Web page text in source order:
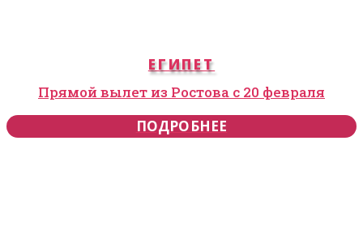
ЕГИПЕТ
Прямой вылет из Ростова с 20 февраля
ПОДРОБНЕЕ